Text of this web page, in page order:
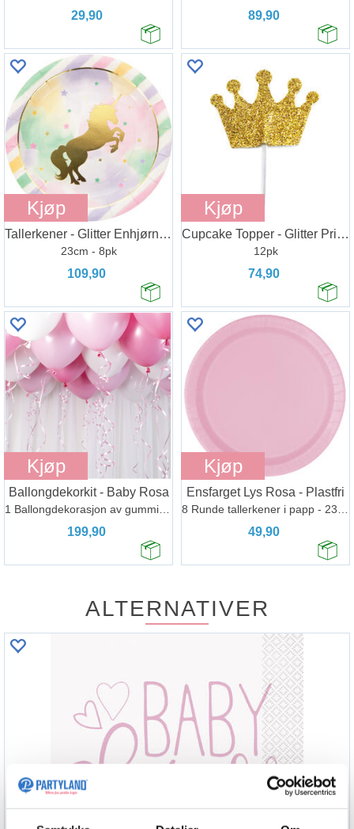
29,90 89,90
Kjøp
Tallerkener - Glitter Enhjørning
23cm - 8pk
109,90
Kjøp
Cupcake Topper - Glitter Prinsessekrone
12pk
74,90
Kjøp
Ballongdekorkit - Baby Rosa
199,90
Kjøp
Ensfarget Lys Rosa - Plastfri
49,90
ALTERNATIVER